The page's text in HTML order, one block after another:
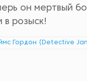
он мертвый
розыск!
Гордон (Detective